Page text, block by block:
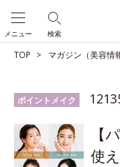
検索
メニュー
TOP マガジン（美容情
ポイントメイク
【
使